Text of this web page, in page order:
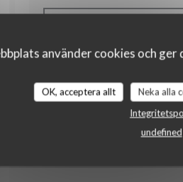
använder cookies och
OK, acceptera allt Neka alla
undefined
FÖNSTER))
NYTT FÖNSTER))
SE